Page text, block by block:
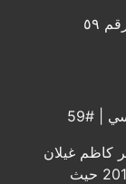
٥٩
| #59
كاظم غيلان
تجربته في الحصار العراقي من 1993 إلى 2014 حيث